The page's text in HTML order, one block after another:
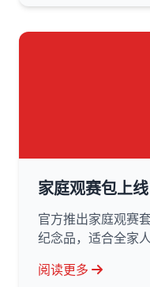
家庭观赛包上
官方推出家庭观赛
纪念品，适合全家人
阅读更多